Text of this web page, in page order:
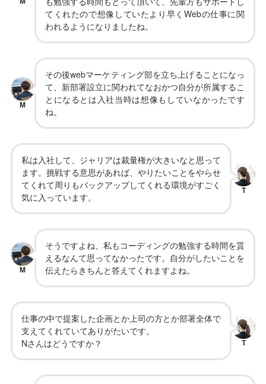
てくれたので想像していたより早くWebの仕事に関
われるようになりましたね。
M
その後webマーケティング部を立ち上げることになっ
て、新部署設立に関われてなおかつ自分が所属するこ
とになるとは入社当時は想像もしていなかったです
ね。
私は入社して、ジャリアは裁量権が大きいなと思って
ます。挑戦する意思があれば、やりたいことをやらせ
てくれて周りもバックアップしてくれる環境がすごく
気に入っています。
T
M
そうですよね、私もコーディングの勉強する時間を貰
えるなんて思ってなかったです。自分がしたいことを
伝えたらきちんと答えてくれますよね。
仕事の中で提案した企画とか上司の方とか部署全体で
支えてくれていてありがたいです。
Nさんはどうですか？
T